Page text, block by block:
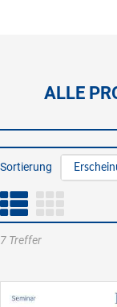
ALLE
Sortierung
7 Treffer